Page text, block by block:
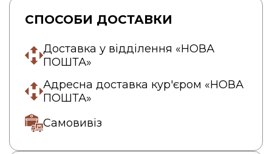
СПОСОБИ ДОСТАВКИ
Доставка у відділення «НОВА
ПОШТА»
Адресна доставка кур'єром «НОВА
ПОШТА»
Самовивіз